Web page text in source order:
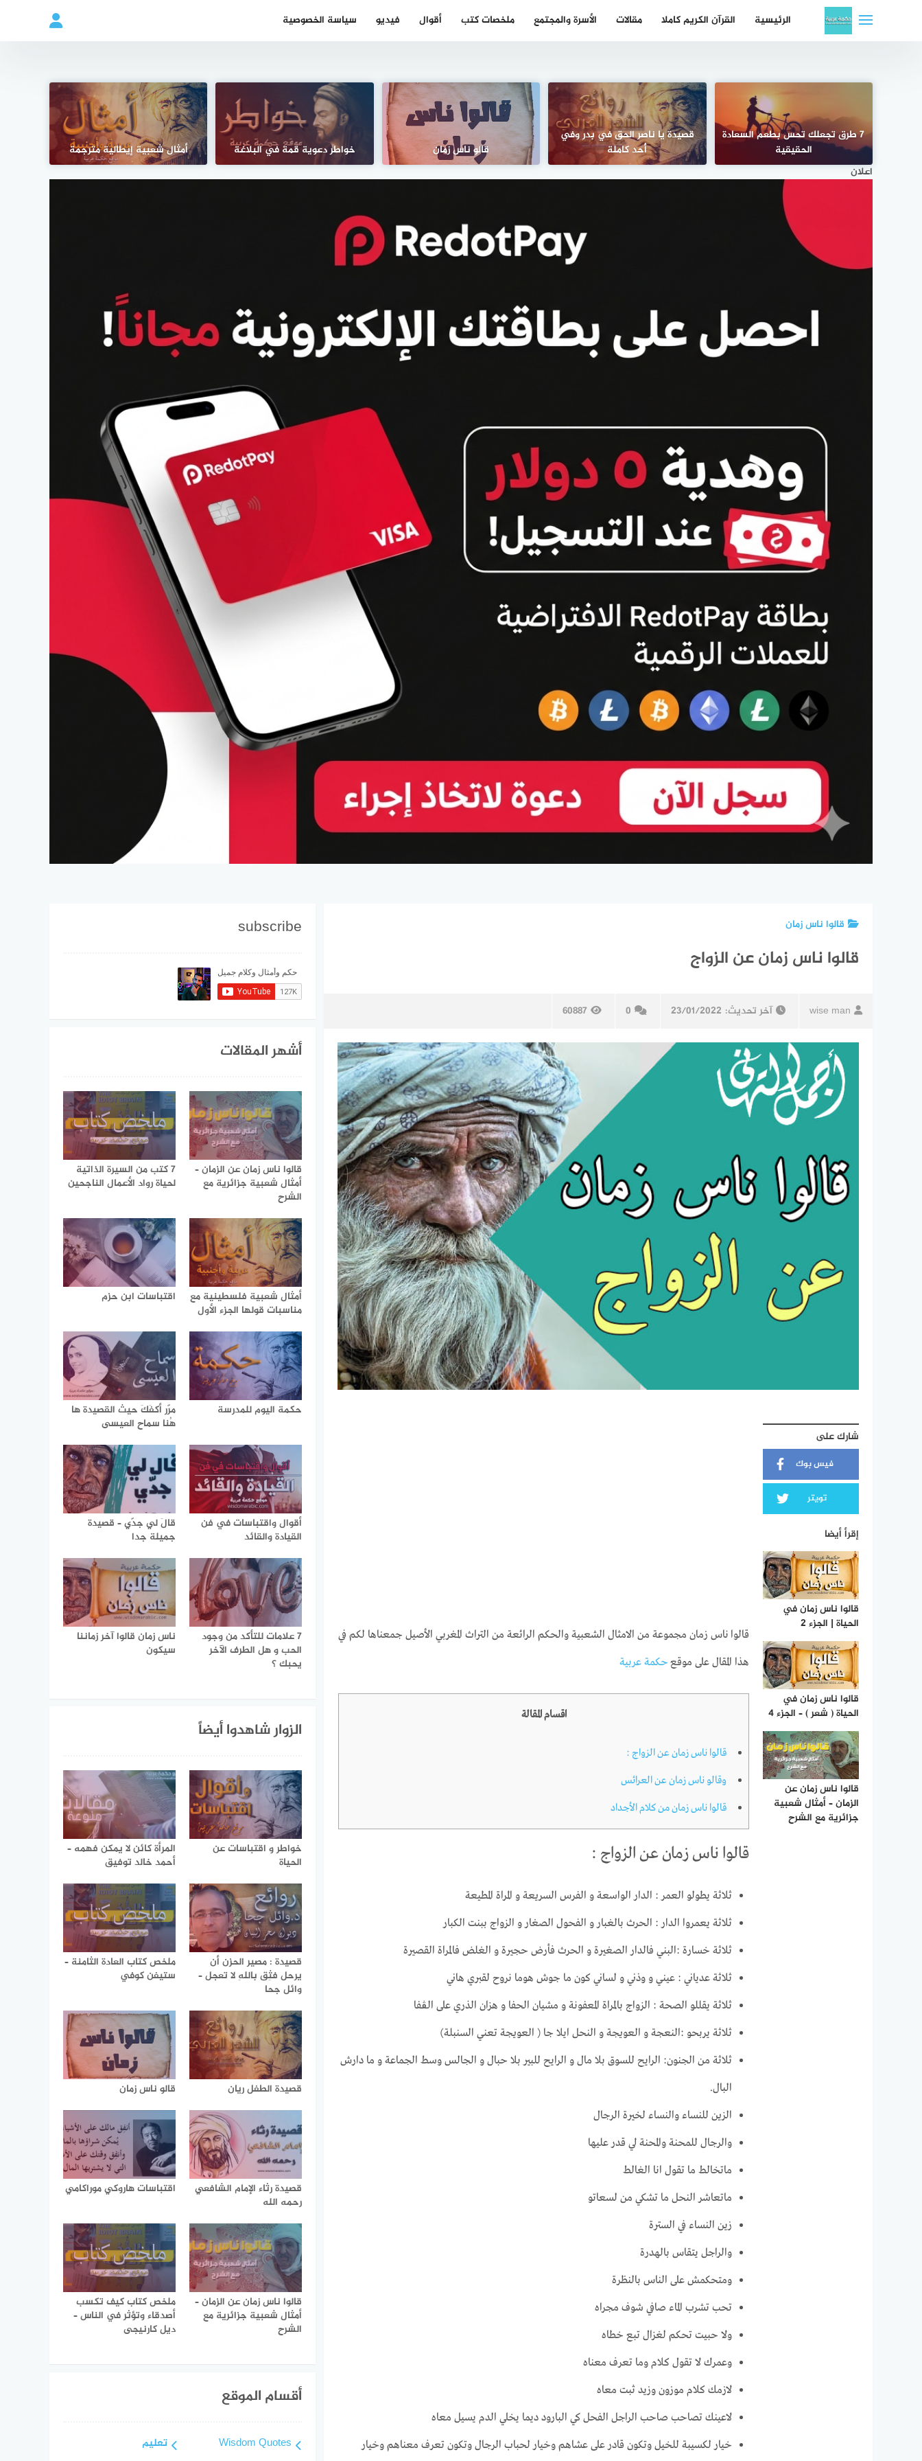
الرئيسية القرآن الكريم كاملا مقالات الأسرة والمجتمع ملخصات كتب أقوال فيديو سياسة الخصوصية
7 طرق تجعلك تحس بطعم السعادة
الحقيقية
قصيدة يا ناصر الحق في بدر وفي
أُحد كاملة
قالو ناس زمان خواطر دعوية قمة في البلاغة
أمثال شعبية إيطالية مترجمة
اعلان
قالوا ناس زمان
قالوا ناس زمان عن الزواج
wise man آخر تحديث: 23/01/2022
0
60887
شارك على
فيس بوك
تويتر
إقرأ أيضا
قالوا ناس زمان في
الحياة | الجزء 2
قالوا ناس زمان في
الحياة ( شعر ) – الجزء 4
قالوا ناس زمان عن
الزمان – أمثال شعبية
جزائرية مع الشرح
قالوا ناس زمان مجموعة من الامثال الشعبية والحكم الرائعة من التراث المغربي الأصيل جمعناها لكم في
هذا المقال على موقع حكمة عربية
اقسام المقالة
قالوا ناس زمان عن الزواج :
وقالو ناس زمان عن العرائس
قالوا ناس زمان من كلام الأجداد
قالوا ناس زمان عن الزواج :
ثلاثة يطولو العمر : الدار الواسعة و الفرس السريعة و المراة المطيعة
ثلاثة يعمروا الدار : الحرث بالغبار و الفحول الصغار و الزواج ببنت الكبار
ثلاثة خسارة :البني فالدار الصغيرة و الحرث فأرض حجيرة و الغلض فالمراة القصيرة
ثلاثة عدياني : عيني و وذني و لساني كون ما جوش هوما نروح لقبري هاني
ثلاثة يقللو الصحة : الزواج بالمراة المعفونة و مشيان الحفا و هزان الذري على الڨفا
ثلاثة يربحو :النعجة و العويجة و النحل ايلا جا ( العويجة تعني السنبلة)
ثلاثة من الجنون: الرايح للسوق بلا مال و الرايح للبير بلا حبال و الجالس وسط الجماعة و ما دارش
البال.
الزين للنساء والنساء لخيرة الرجال
والرجال للمحنة والمحنة لي قدر عليها
ماتخالط ما تقول انا الغالط
ماتعاشر النحل ما تشكي من لسعاتو
زين النساء في السترة
والراجل يتقاس بالهدرة
ومتحكمش على الناس بالنظرة
تحب تشرب الماء صافي شوف مجراه
ولا حبيت تحكم لغزال تبع خطاه
وعمرك لا تقول كلام وما تعرف معناه
لازمك كلام موزون وزيد ثبت معاه
لاعينك تصاحب صاحب الراجل الفحل كي البارود ديما يخلي الدم يسيل معاه
خيار لكسيبة للخيل وتكون قادر على عشاهم وخيار لحباب الرجال وتكون تعرف معناهم وخيار
subscribe
أشهر المقالات
قالوا ناس زمان عن الزمان –
أمثال شعبية جزائرية مع
الشرح
7 كتب من السيرة الذاتية
لحياة رواد الأعمال الناجحين
أمثال شعبية فلسطينية مع
مناسبات قولها الجزء الأول
اقتباسات ابن حزم
حكمة اليوم للمدرسة
مرّر أكفَكَ حيث القصيدة ها
هُنا سماح العيسى
أقوال واقتباسات في فن
القيادة والقائد
قالَ لي جدّي – قصيدة
جميلة جدا
7 علامات للتأكد من وجود
الحب و هل الطرف الآخر
يحبك ؟
ناس زمان قالوا آخر زماننا
سيكون
الزوار شاهدوا أيضاً
خواطر و اقتباسات عن
الحياة
المرأة كائن لا يمكن فهمه –
أحمد خالد توفيق
قصيدة : مصير الحزن أن
يرحل فثِق باللهِ لا تعجل –
وائل جحا
ملخص كتاب العادة الثامنة –
ستيفن كوفي
قصيدة الطفل ريان قالو ناس زمان
قصيدة رثاء الإمام الشافعي
رحمه الله
اقتباسات هاروكي موراكامي
قالوا ناس زمان عن الزمان –
أمثال شعبية جزائرية مع
الشرح
ملخص كتاب كيف تكسب
أصدقاء وتؤثر في الناس –
ديل كارنيجى
أقسام الموقع
Wisdom Quotes تعليم